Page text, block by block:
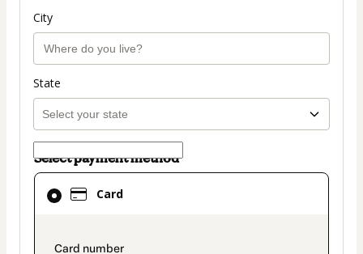
City
State
Select payment method
Card
Card
selected